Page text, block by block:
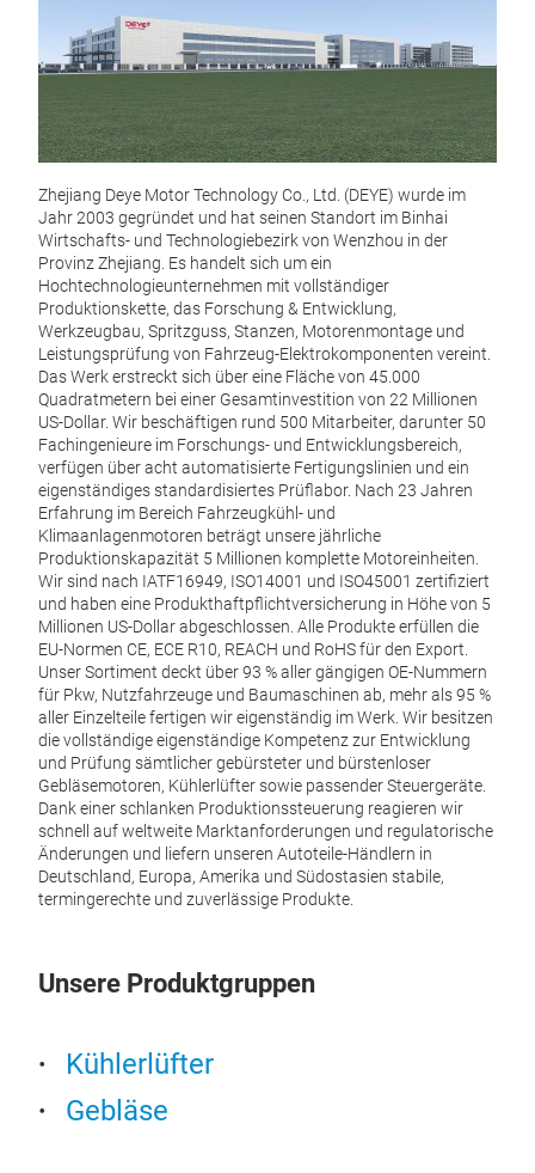
Zhejiang Deye Motor Technology Co., Ltd. (DEYE) wurde im
Jahr 2003 gegründet und hat seinen Standort im Binhai
Wirtschafts- und Technologiebezirk von Wenzhou in der
Provinz Zhejiang. Es handelt sich um ein
Hochtechnologieunternehmen mit vollständiger
Produktionskette, das Forschung & Entwicklung,
Werkzeugbau, Spritzguss, Stanzen, Motorenmontage und
Leistungsprüfung von Fahrzeug-Elektrokomponenten vereint.
Das Werk erstreckt sich über eine Fläche von 45.000
Quadratmetern bei einer Gesamtinvestition von 22 Millionen
US-Dollar. Wir beschäftigen rund 500 Mitarbeiter, darunter 50
Fachingenieure im Forschungs- und Entwicklungsbereich,
verfügen über acht automatisierte Fertigungslinien und ein
eigenständiges standardisiertes Prüflabor. Nach 23 Jahren
Erfahrung im Bereich Fahrzeugkühl- und
Klimaanlagenmotoren beträgt unsere jährliche
Produktionskapazität 5 Millionen komplette Motoreinheiten.
Wir sind nach IATF16949, ISO14001 und ISO45001 zertifiziert
und haben eine Produkthaftpflichtversicherung in Höhe von 5
Millionen US-Dollar abgeschlossen. Alle Produkte erfüllen die
EU-Normen CE, ECE R10, REACH und RoHS für den Export.
Unser Sortiment deckt über 93 % aller gängigen OE-Nummern
für Pkw, Nutzfahrzeuge und Baumaschinen ab, mehr als 95 %
aller Einzelteile fertigen wir eigenständig im Werk. Wir besitzen
die vollständige eigenständige Kompetenz zur Entwicklung
und Prüfung sämtlicher gebürsteter und bürstenloser
Gebläsemotoren, Kühlerlüfter sowie passender Steuergeräte.
Dank einer schlanken Produktionssteuerung reagieren wir
schnell auf weltweite Marktanforderungen und regulatorische
Änderungen und liefern unseren Autoteile-Händlern in
Deutschland, Europa, Amerika und Südostasien stabile,
termingerechte und zuverlässige Produkte.
Unsere Produktgruppen
Kühlerlüfter
Gebläse